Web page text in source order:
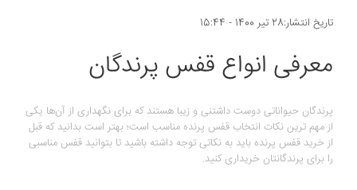
تاریخ انتشار:28 تیر 1400 - 15:44
معرفی انواع قفس پرندگان
پرندگان حیواناتی دوست داشتنی و زیبا هستند که برای نگهداری از آن‌ها یکی
از مهم ترین نکات انتخاب قفس پرنده مناسب است؛ بهتر است بدانید که قبل
از خرید قفس پرنده باید به نکاتی توجه داشته باشید تا بتوانید قفس مناسبی
را برای پرندگانتان خریداری کنید.